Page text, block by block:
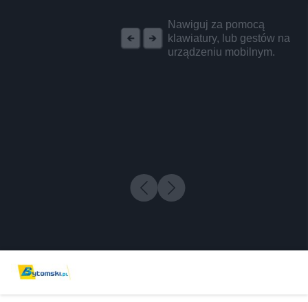
Nawiguj za pomocą
klawiatury, lub gestów na
urządzeniu mobilnym.